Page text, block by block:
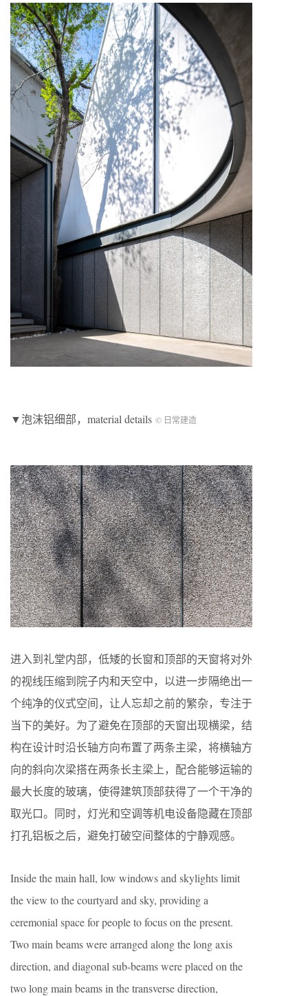
▼泡沫铝细部，material details © 日常建造
进入到礼堂内部，低矮的长窗和顶部的天窗将对外
的视线压缩到院子内和天空中，以进一步隔绝出一
个纯净的仪式空间，让人忘却之前的繁杂，专注于
当下的美好。为了避免在顶部的天窗出现横梁，结
构在设计时沿长轴方向布置了两条主梁，将横轴方
向的斜向次梁搭在两条长主梁上，配合能够运输的
最大长度的玻璃，使得建筑顶部获得了一个干净的
取光口。同时，灯光和空调等机电设备隐藏在顶部
打孔铝板之后，避免打破空间整体的宁静观感。
Inside the main hall, low windows and skylights limit
the view to the courtyard and sky, providing a
ceremonial space for people to focus on the present.
Two main beams were arranged along the long axis
direction, and diagonal sub-beams were placed on the
two long main beams in the transverse direction,